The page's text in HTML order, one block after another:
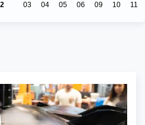
03 04 05 06 09 10 11